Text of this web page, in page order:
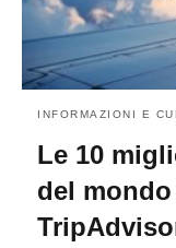
INFORMAZIONI E
Le 10
del